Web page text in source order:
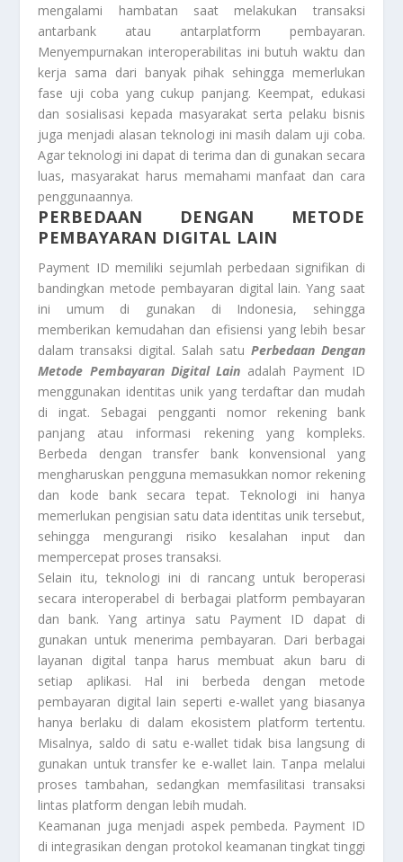
mengalami hambatan saat melakukan transaksi
antarbank atau antarplatform pembayaran.
Menyempurnakan interoperabilitas ini butuh waktu dan
kerja sama dari banyak pihak sehingga memerlukan
fase uji coba yang cukup panjang. Keempat, edukasi
dan sosialisasi kepada masyarakat serta pelaku bisnis
juga menjadi alasan teknologi ini masih dalam uji coba.
Agar teknologi ini dapat di terima dan di gunakan secara
luas, masyarakat harus memahami manfaat dan cara
penggunaannya.
PERBEDAAN DENGAN METODE
PEMBAYARAN DIGITAL LAIN
Payment ID memiliki sejumlah perbedaan signifikan di
bandingkan metode pembayaran digital lain. Yang saat
ini umum di gunakan di Indonesia, sehingga
memberikan kemudahan dan efisiensi yang lebih besar
dalam transaksi digital. Salah satu Perbedaan Dengan
Metode Pembayaran Digital Lain adalah Payment ID
menggunakan identitas unik yang terdaftar dan mudah
di ingat. Sebagai pengganti nomor rekening bank
panjang atau informasi rekening yang kompleks.
Berbeda dengan transfer bank konvensional yang
mengharuskan pengguna memasukkan nomor rekening
dan kode bank secara tepat. Teknologi ini hanya
memerlukan pengisian satu data identitas unik tersebut,
sehingga mengurangi risiko kesalahan input dan
mempercepat proses transaksi.
Selain itu, teknologi ini di rancang untuk beroperasi
secara interoperabel di berbagai platform pembayaran
dan bank. Yang artinya satu Payment ID dapat di
gunakan untuk menerima pembayaran. Dari berbagai
layanan digital tanpa harus membuat akun baru di
setiap aplikasi. Hal ini berbeda dengan metode
pembayaran digital lain seperti e-wallet yang biasanya
hanya berlaku di dalam ekosistem platform tertentu.
Misalnya, saldo di satu e-wallet tidak bisa langsung di
gunakan untuk transfer ke e-wallet lain. Tanpa melalui
proses tambahan, sedangkan memfasilitasi transaksi
lintas platform dengan lebih mudah.
Keamanan juga menjadi aspek pembeda. Payment ID
di integrasikan dengan protokol keamanan tingkat tinggi